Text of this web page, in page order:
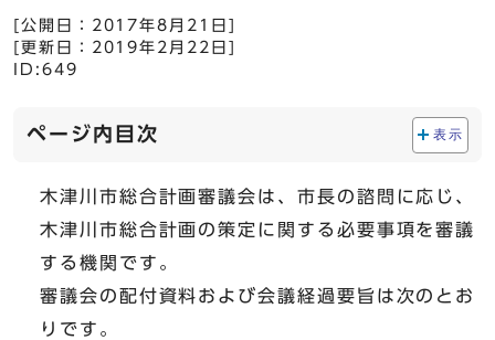
[公開日： 2017年8月21日
[更新日： 2019年2月22日
ID:649
ページ内目次 表示
木津川市総合計画審議会は、市長の諮問に応じ、
木津川市総合計画の策定に関する必要事項を審議
する機関です。
審議会の配付資料および会議経過要旨は次のとお
りです。